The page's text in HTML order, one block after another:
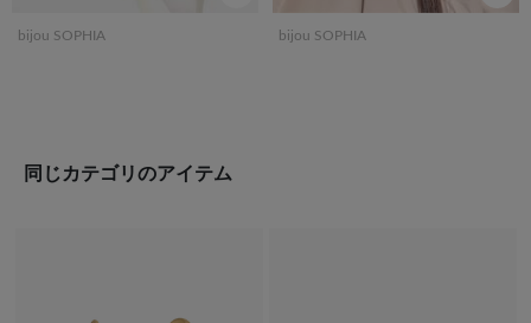
bijou SOPHIA bijou SOPHIA
同じカテゴリのアイテム